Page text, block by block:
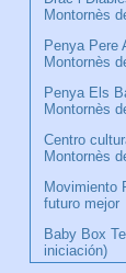
Montornès
Penya Pere
Montornès
Penya Els
Montornès
Centro
Montornès
Movimiento
futuro mejor
Baby Box
iniciación)